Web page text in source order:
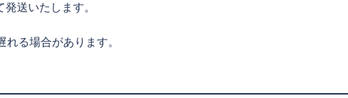
送いたします。
る場合があります。